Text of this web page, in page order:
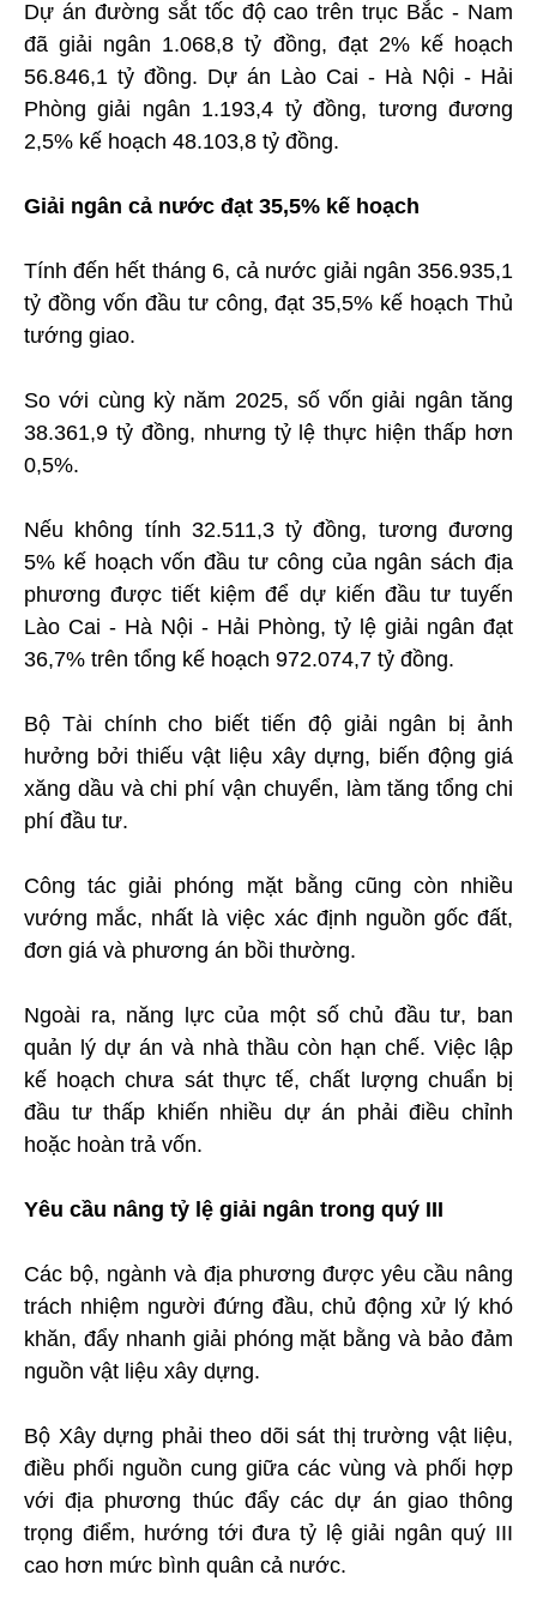
Dự án đường sắt tốc độ cao trên trục Bắc - Nam
đã giải ngân 1.068,8 tỷ đồng, đạt 2% kế hoạch
56.846,1 tỷ đồng. Dự án Lào Cai - Hà Nội - Hải
Phòng giải ngân 1.193,4 tỷ đồng, tương đương
2,5% kế hoạch 48.103,8 tỷ đồng.
Giải ngân cả nước đạt 35,5% kế hoạch
Tính đến hết tháng 6, cả nước giải ngân 356.935,1
tỷ đồng vốn đầu tư công, đạt 35,5% kế hoạch Thủ
tướng giao.
So với cùng kỳ năm 2025, số vốn giải ngân tăng
38.361,9 tỷ đồng, nhưng tỷ lệ thực hiện thấp hơn
0,5%.
Nếu không tính 32.511,3 tỷ đồng, tương đương
5% kế hoạch vốn đầu tư công của ngân sách địa
phương được tiết kiệm để dự kiến đầu tư tuyến
Lào Cai - Hà Nội - Hải Phòng, tỷ lệ giải ngân đạt
36,7% trên tổng kế hoạch 972.074,7 tỷ đồng.
Bộ Tài chính cho biết tiến độ giải ngân bị ảnh
hưởng bởi thiếu vật liệu xây dựng, biến động giá
xăng dầu và chi phí vận chuyển, làm tăng tổng chi
phí đầu tư.
Công tác giải phóng mặt bằng cũng còn nhiều
vướng mắc, nhất là việc xác định nguồn gốc đất,
đơn giá và phương án bồi thường.
Ngoài ra, năng lực của một số chủ đầu tư, ban
quản lý dự án và nhà thầu còn hạn chế. Việc lập
kế hoạch chưa sát thực tế, chất lượng chuẩn bị
đầu tư thấp khiến nhiều dự án phải điều chỉnh
hoặc hoàn trả vốn.
Yêu cầu nâng tỷ lệ giải ngân trong quý III
Các bộ, ngành và địa phương được yêu cầu nâng
trách nhiệm người đứng đầu, chủ động xử lý khó
khăn, đẩy nhanh giải phóng mặt bằng và bảo đảm
nguồn vật liệu xây dựng.
Bộ Xây dựng phải theo dõi sát thị trường vật liệu,
điều phối nguồn cung giữa các vùng và phối hợp
với địa phương thúc đẩy các dự án giao thông
trọng điểm, hướng tới đưa tỷ lệ giải ngân quý III
cao hơn mức bình quân cả nước.